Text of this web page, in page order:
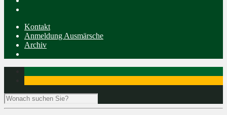
Kontakt
Anmeldung Ausmärsche
Archiv